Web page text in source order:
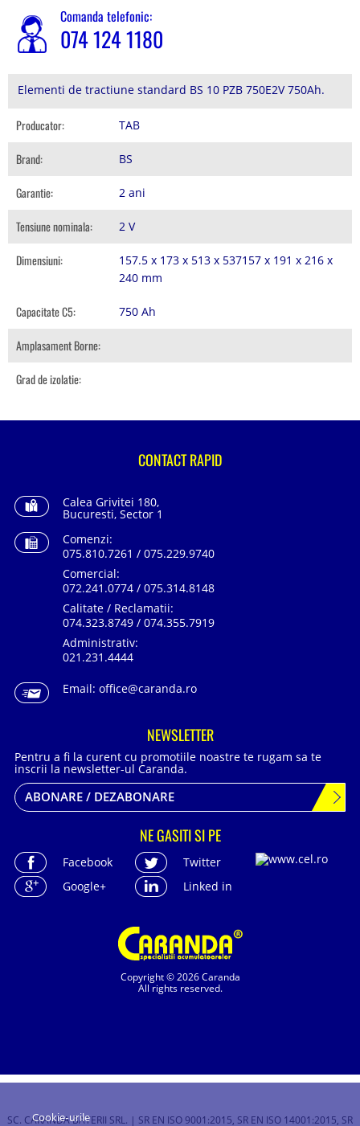
Comanda telefonic:
074 124 1180
Elementi de tractiune standard BS 10 PZB 750E2V 750Ah.
Producator: TAB
Brand: BS
Garantie: 2 ani
Tensiune nominala: 2 V
Dimensiuni:
157.5 x 173 x 513 x 537157 x 191 x 216 x
240 mm
Capacitate C5: 750 Ah
Amplasament Borne:
Grad de izolatie:
Copyright © 2026 Caranda
All rights reserved.
CONTACT RAPID
Calea Grivitei 180,
Bucuresti, Sector 1
Comenzi:
075.810.7261 / 075.229.9740
Comercial:
072.241.0774 / 075.314.8148
Calitate / Reclamatii:
074.323.8749 / 074.355.7919
Administrativ:
021.231.4444
Email: office@caranda.ro
NEWSLETTER
Pentru a fi la curent cu promotiile noastre te rugam sa te
inscrii la newsletter-ul Caranda.
ABONARE / DEZABONARE
NE GASITI SI PE
Facebook
Twitter
Google+
Linked in
SC. CARANDA BATERII SRL. | SR EN ISO 9001:2015, SR EN ISO 14001:2015, SR
Cookie-urile